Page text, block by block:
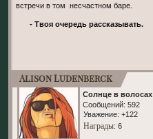
встречи в том несчастном баре.
- Твоя очередь рассказывать.
Alison Ludenberck
Солнце в волосах
Сообщений: 592
Уважение: +122
Награды: 6